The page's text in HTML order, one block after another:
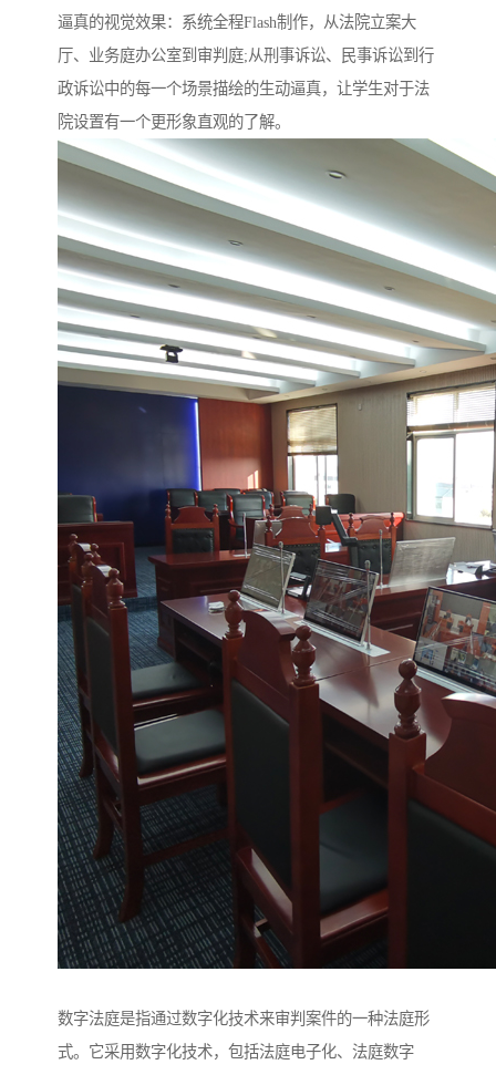
逼真的视觉效果：系统全程Flash制作，从法院立案大
厅、业务庭办公室到审判庭;从刑事诉讼、民事诉讼到行
政诉讼中的每一个场景描绘的生动逼真，让学生对于法
院设置有一个更形象直观的了解。
数字法庭是指通过数字化技术来审判案件的一种法庭形
式。它采用数字化技术，包括法庭电子化、法庭数字